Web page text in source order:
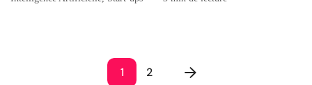
1 2